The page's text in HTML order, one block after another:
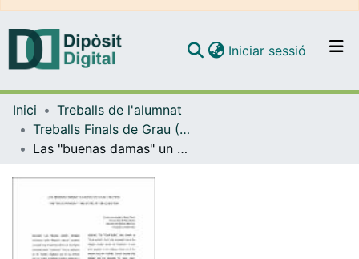
Navega per tot el DD
Iniciar sessió (current)
Inici
Treballs de l'alumnat
Treballs Finals de Grau (TFG) - Història
Las "buenas damas" un estado de la cuestión